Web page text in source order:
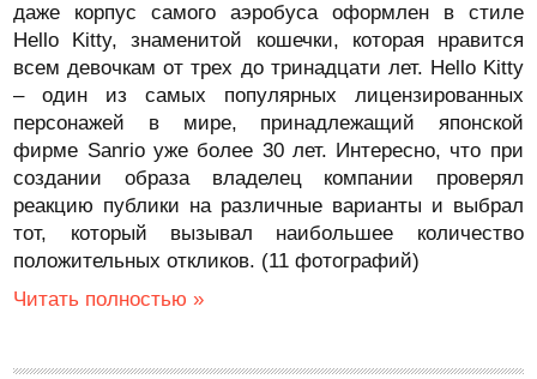
даже корпус самого аэробуса оформлен в стиле
Hello Kitty, знаменитой кошечки, которая нравится
всем девочкам от трех до тринадцати лет. Hello Kitty
– один из самых популярных лицензированных
персонажей в мире, принадлежащий японской
фирме Sanrio уже более 30 лет. Интересно, что при
создании образа владелец компании проверял
реакцию публики на различные варианты и выбрал
тот, который вызывал наибольшее количество
положительных откликов. (11 фотографий)
Читать полностью »